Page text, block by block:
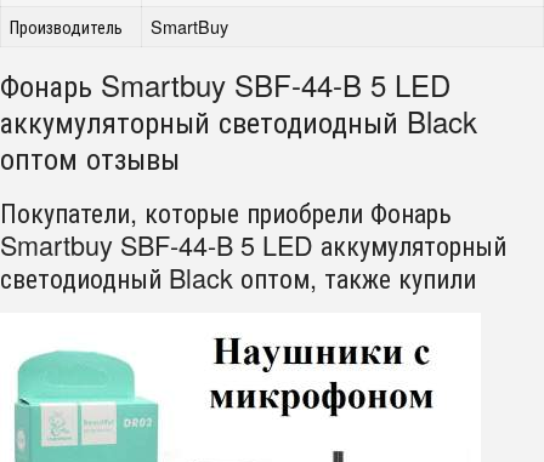
Производитель
SmartBuy
Фонарь Smartbuy SBF-44-B 5 LED
аккумуляторный светодиодный Black
оптом отзывы
Покупатели, которые приобрели Фонарь
Smartbuy SBF-44-B 5 LED аккумуляторный
светодиодный Black оптом, также купили